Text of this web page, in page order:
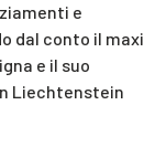
e
dal conto il maxi
e il suo
Liechtenstein